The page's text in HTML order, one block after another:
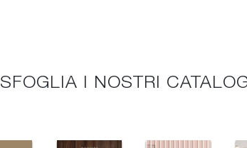
SFOGLIA I NOSTRI